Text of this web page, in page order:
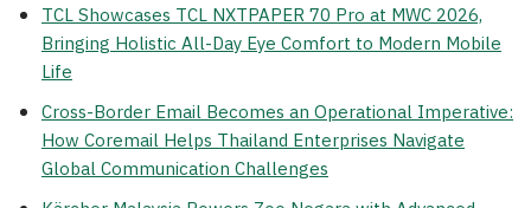
TCL Showcases TCL NXTPAPER 70 Pro at MWC 2026,
Bringing Holistic All-Day Eye Comfort to Modern Mobile
Life
Cross-Border Email Becomes an Operational Imperative:
How Coremail Helps Thailand Enterprises Navigate
Global Communication Challenges